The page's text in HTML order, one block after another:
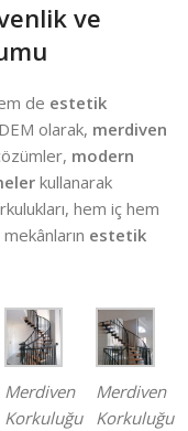
ve
de estetik
olarak, merdiven
modern
kullanarak
hem iç hem
estetik
Merdiven
Korkuluğu
Merdiven
Korkuluğu